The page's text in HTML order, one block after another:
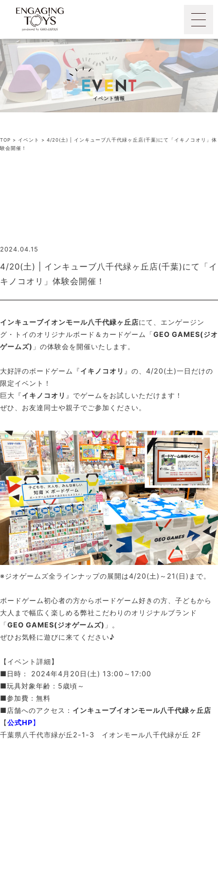
EVENT
イベント情報
TOP > イベント > 4/20(土) | インキューブ八千代緑ヶ丘店(千葉)にて「イキノコオリ」体
験会開催！
2024.04.15
4/20(土) | インキューブ八千代緑ヶ丘店(千葉)にて「イ
キノコオリ」体験会開催！
インキューブイオンモール八千代緑ヶ丘店にて、エンゲージン
グ・トイのオリジナルボード＆カードゲーム「GEO GAMES(ジオ
ゲームズ) 」の体験会を開催いたします。
大好評のボードゲーム『イキノコオリ 』の、4/20(土)一日だけの
限定イベント！
巨大『イキノコオリ 』でゲームをお試しいただけます！
ぜひ、お友達同士や親子でご参加ください。
※ジオゲームズ全ラインナップの展開は4/20(土)～21(日)まで。
ボードゲーム初心者の方からボードゲーム好きの方、子どもから
大人まで幅広く楽しめる弊社こだわりのオリジナルブランド
「GEO GAMES(ジオゲームズ) 」。
ぜひお気軽に遊びに来てください♪
【イベント詳細】
■日時： 2024年4月20日(土) 13:00～17:00
■玩具対象年齢：5歳頃～
■参加費：無料
■店舗へのアクセス： インキューブイオンモール八千代緑ヶ丘店
【公式HP】
千葉県八千代市緑が丘2-1-3 イオンモール八千代緑が丘 2F